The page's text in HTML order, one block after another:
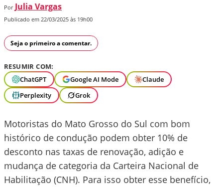
Por Julia Vargas
Publicado em 22/03/2025 às 19h00
Seja o primeiro a comentar.
RESUMIR COM:
ChatGPT
Google AI Mode
Claude
Perplexity
Grok
Motoristas do Mato Grosso do Sul com bom
histórico de condução podem obter 10% de
desconto nas taxas de renovação, adição e
mudança de categoria da Carteira Nacional de
Habilitação (CNH). Para isso obter esse benefício,